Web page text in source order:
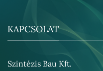
KAPCSOLAT
Szintézis Bau Kft.